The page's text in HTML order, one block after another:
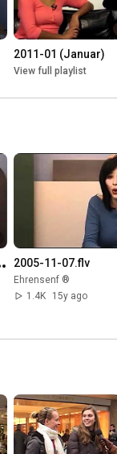
2011-01 (Januar)
View full playlist
2005-11-07.flv
Ehrensenf ®
1.4K
15y ago